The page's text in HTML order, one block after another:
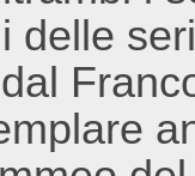
delle